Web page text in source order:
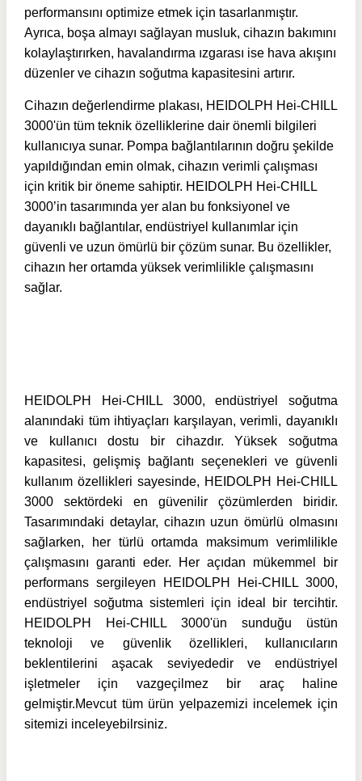
performansını optimize etmek için tasarlanmıştır.
Ayrıca, boşa almayı sağlayan musluk, cihazın bakımını
kolaylaştırırken, havalandırma ızgarası ise hava akışını
düzenler ve cihazın soğutma kapasitesini artırır.
Cihazın değerlendirme plakası, HEIDOLPH Hei-CHILL
3000'ün tüm teknik özelliklerine dair önemli bilgileri
kullanıcıya sunar. Pompa bağlantılarının doğru şekilde
yapıldığından emin olmak, cihazın verimli çalışması
için kritik bir öneme sahiptir. HEIDOLPH Hei-CHILL
3000’in tasarımında yer alan bu fonksiyonel ve
dayanıklı bağlantılar, endüstriyel kullanımlar için
güvenli ve uzun ömürlü bir çözüm sunar. Bu özellikler,
cihazın her ortamda yüksek verimlilikle çalışmasını
sağlar.
HEIDOLPH Hei-CHILL 3000, endüstriyel soğutma
alanındaki tüm ihtiyaçları karşılayan, verimli, dayanıklı
ve kullanıcı dostu bir cihazdır. Yüksek soğutma
kapasitesi, gelişmiş bağlantı seçenekleri ve güvenli
kullanım özellikleri sayesinde, HEIDOLPH Hei-CHILL
3000 sektördeki en güvenilir çözümlerden biridir.
Tasarımındaki detaylar, cihazın uzun ömürlü olmasını
sağlarken, her türlü ortamda maksimum verimlilikle
çalışmasını garanti eder. Her açıdan mükemmel bir
performans sergileyen HEIDOLPH Hei-CHILL 3000,
endüstriyel soğutma sistemleri için ideal bir tercihtir.
HEIDOLPH Hei-CHILL 3000'ün sunduğu üstün
teknoloji ve güvenlik özellikleri, kullanıcıların
beklentilerini aşacak seviyededir ve endüstriyel
işletmeler için vazgeçilmez bir araç haline
gelmiştir.Mevcut tüm ürün yelpazemizi incelemek için
sitemizi inceleyebilrsiniz.